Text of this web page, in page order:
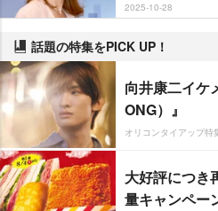
2025-10-28
話題の特集をPICK UP！
向井康二イケ
ONG）』
オリコンタイアップ特
大好評につき
量キャンペー